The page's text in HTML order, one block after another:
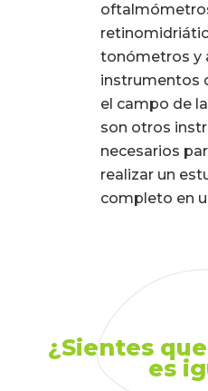
tonómetros y
instrumentos
el campo de
son otros
necesarios
realizar un
completo en
¿Sientes
es